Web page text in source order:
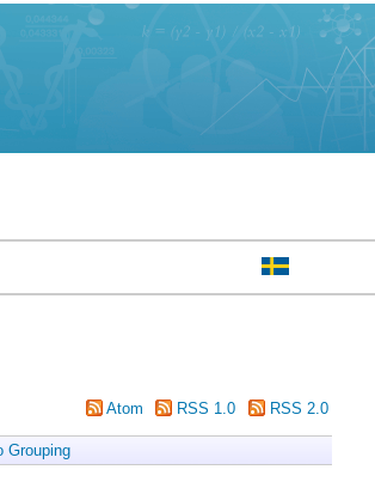
Atom RSS 1.0 RSS 2.0
Grouping